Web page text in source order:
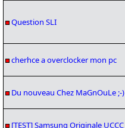
Question SLI
cherhce a overclocker mon pc
Du nouveau Chez MaGnOuLe ;-)
[TEST] Samsung Originale UCCC